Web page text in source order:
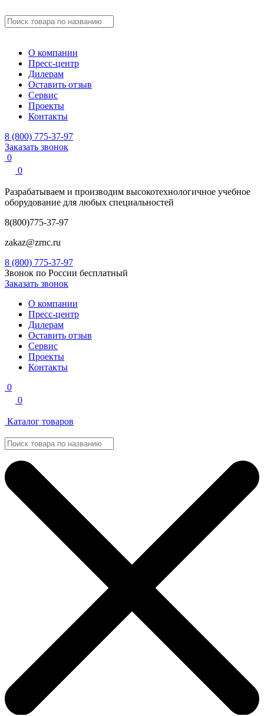
О компании
Пресс-центр
Дилерам
Оставить отзыв
Сервис
Проекты
Контакты
8 (800) 775-37-97
Заказать звонок
0
0
Разрабатываем и производим высокотехнологичное учебное
оборудование для любых специальностей
8(800)775-37-97
zakaz@zrnc.ru
8 (800) 775-37-97
Звонок по России бесплатный
Заказать звонок
О компании
Пресс-центр
Дилерам
Оставить отзыв
Сервис
Проекты
Контакты
0
0
Каталог товаров